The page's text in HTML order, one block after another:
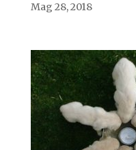
Mag 28, 2018